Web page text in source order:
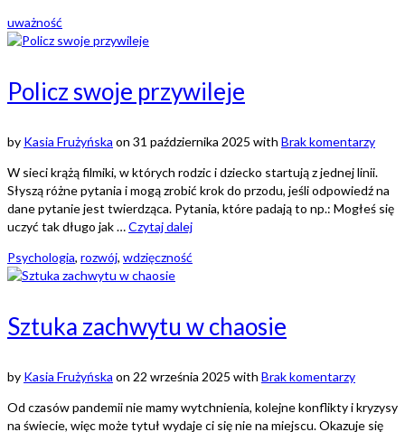
uważność
Policz swoje przywileje
by Kasia Frużyńska on 31 października 2025 with Brak komentarzy
W sieci krążą filmiki, w których rodzic i dziecko startują z jednej linii.
Słyszą różne pytania i mogą zrobić krok do przodu, jeśli odpowiedź na
dane pytanie jest twierdząca. Pytania, które padają to np.: Mogłeś się
uczyć tak długo jak …Czytaj dalej
Psychologia, rozwój, wdzięczność
Sztuka zachwytu w chaosie
by Kasia Frużyńska on 22 września 2025 with Brak komentarzy
Od czasów pandemii nie mamy wytchnienia, kolejne konflikty i kryzysy
na świecie, więc może tytuł wydaje ci się nie na miejscu. Okazuje się